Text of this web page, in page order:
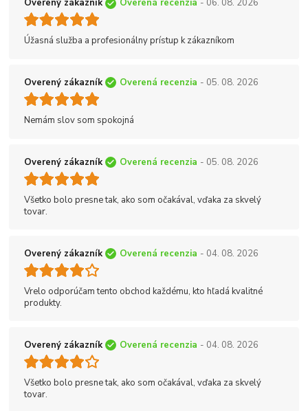
Overený zákazník Overená recenzia - 06. 08. 2026
Úžasná služba a profesionálny prístup k zákazníkom
Overený zákazník Overená recenzia - 05. 08. 2026
Nemám slov som spokojná
Overený zákazník Overená recenzia - 05. 08. 2026
Všetko bolo presne tak, ako som očakával, vďaka za skvelý
tovar.
Overený zákazník Overená recenzia - 04. 08. 2026
Vrelo odporúčam tento obchod každému, kto hľadá kvalitné
produkty.
Overený zákazník Overená recenzia - 04. 08. 2026
Všetko bolo presne tak, ako som očakával, vďaka za skvelý
tovar.